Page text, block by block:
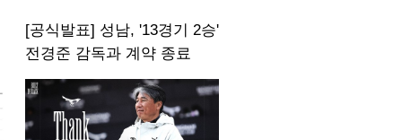
[공식발표] 성남, '13경기 2승'
전경준 감독과 계약 종료